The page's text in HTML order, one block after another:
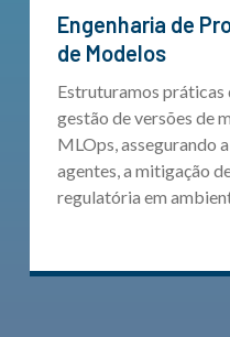
Engenharia de Prompts e Governança
de Modelos
Estruturamos práticas
gestão de versões de
MLOps, assegurando
agentes, a mitigação
regulatória em